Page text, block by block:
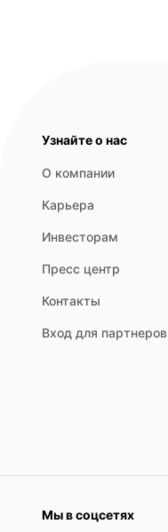
Узнайте о нас
О компании
Карьера
Инвесторам
Пресс центр
Контакты
Вход для партнеров
Мы в соцсетях